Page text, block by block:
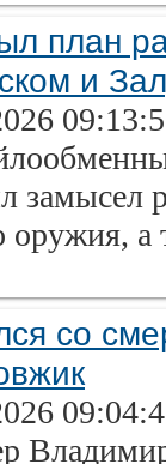
план
и
замысел
оружия, а
со